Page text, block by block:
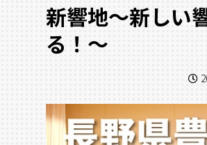
新響地～新しい
る！～